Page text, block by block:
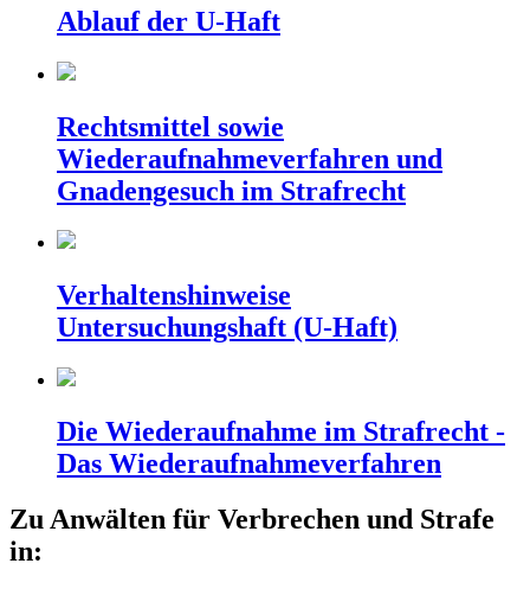
Ablauf der U-Haft
Rechtsmittel sowie
Wiederaufnahmeverfahren und
Gnadengesuch im Strafrecht
Verhaltenshinweise
Untersuchungshaft (U-Haft)
Die Wiederaufnahme im Strafrecht -
Das Wiederaufnahmeverfahren
Zu Anwälten für Verbrechen und Strafe
in: